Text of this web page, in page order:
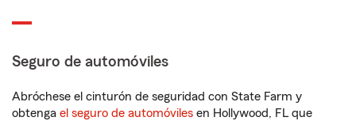
Seguro de automóviles
Abróchese el cinturón de seguridad con State Farm y
obtenga el seguro de automóviles en Hollywood, FL que